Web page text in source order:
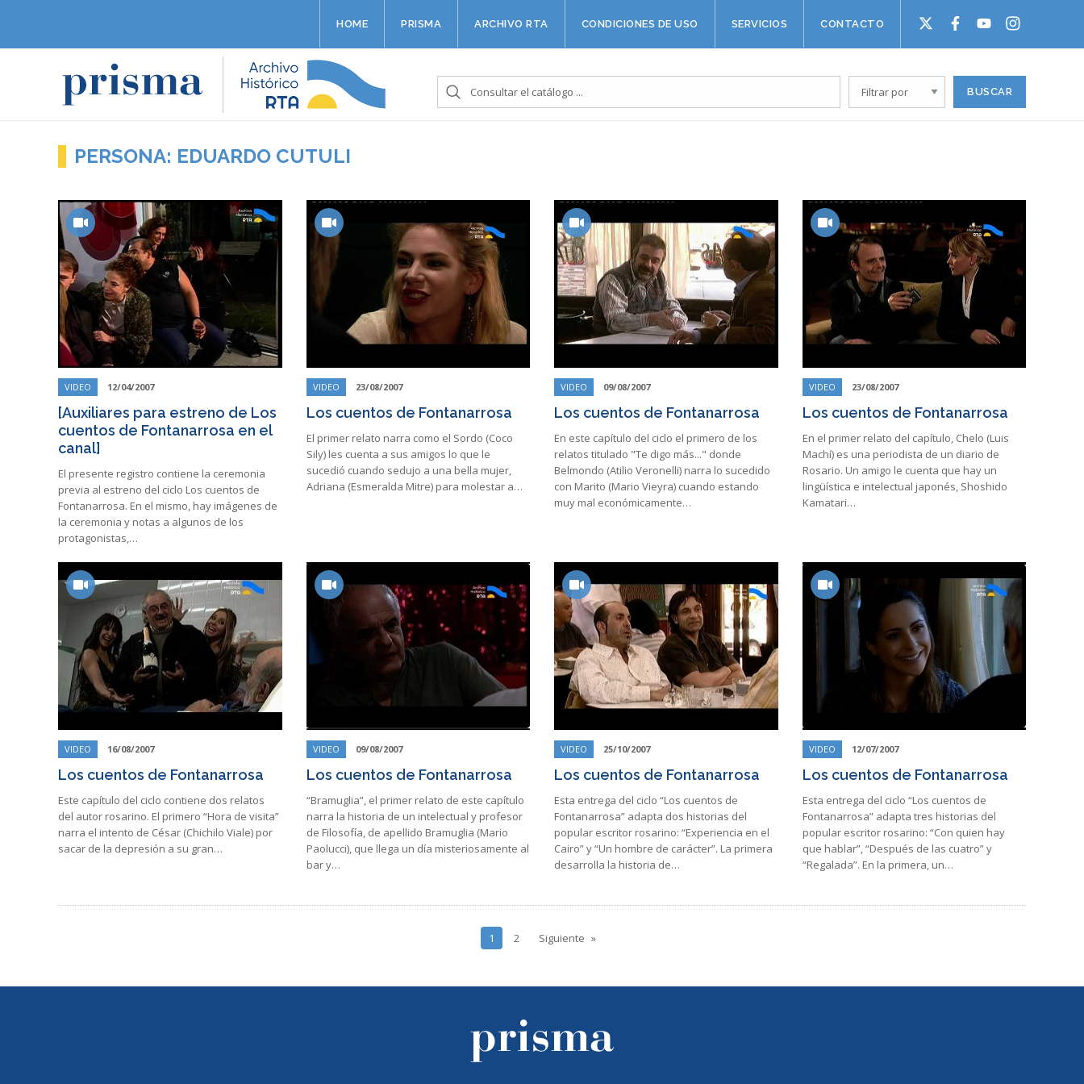
HOME PRISMA ARCHIVO RTA CONDICIONES DE USO SERVICIOS CONTACTO
PERSONA: EDUARDO CUTULI
VIDEO 12/04/2007
[Auxiliares para estreno de Los
cuentos de Fontanarrosa en el
canal]
El presente registro contiene la ceremonia
previa al estreno del ciclo Los cuentos de
Fontanarrosa. En el mismo, hay imágenes de
la ceremonia y notas a algunos de los
protagonistas,…
VIDEO 23/08/2007
Los cuentos de Fontanarrosa
El primer relato narra como el Sordo (Coco
Sily) les cuenta a sus amigos lo que le
sucedió cuando sedujo a una bella mujer,
Adriana (Esmeralda Mitre) para molestar a…
VIDEO 09/08/2007
Los cuentos de Fontanarrosa
En este capítulo del ciclo el primero de los
relatos titulado "Te digo más..." donde
Belmondo (Atilio Veronelli) narra lo sucedido
con Marito (Mario Vieyra) cuando estando
muy mal económicamente…
VIDEO 23/08/2007
Los cuentos de Fontanarrosa
En el primer relato del capítulo, Chelo (Luis
Machí) es una periodista de un diario de
Rosario. Un amigo le cuenta que hay un
lingüística e intelectual japonés, Shoshido
Kamatari…
VIDEO 16/08/2007
Los cuentos de Fontanarrosa
Este capítulo del ciclo contiene dos relatos
del autor rosarino. El primero “Hora de visita”
narra el intento de César (Chichilo Viale) por
sacar de la depresión a su gran…
VIDEO 09/08/2007
Los cuentos de Fontanarrosa
“Bramuglia”, el primer relato de este capítulo
narra la historia de un intelectual y profesor
de Filosofía, de apellido Bramuglia (Mario
Paolucci), que llega un día misteriosamente al
bar y…
VIDEO 25/10/2007
Los cuentos de Fontanarrosa
Esta entrega del ciclo “Los cuentos de
Fontanarrosa” adapta dos historias del
popular escritor rosarino: “Experiencia en el
Cairo” y “Un hombre de carácter”. La primera
desarrolla la historia de…
VIDEO 12/07/2007
Los cuentos de Fontanarrosa
Esta entrega del ciclo “Los cuentos de
Fontanarrosa” adapta tres historias del
popular escritor rosarino: “Con quien hay
que hablar”, “Después de las cuatro” y
“Regalada”. En la primera, un…
1 2 Siguiente